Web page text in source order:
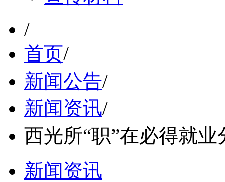
/
首页/
新闻公告/
新闻资讯/
西光所“职”在必得就
新闻资讯